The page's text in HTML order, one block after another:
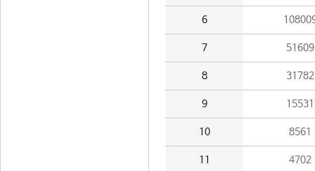
6
7 51609
8 31782
9 15531
10 8561
11 4702